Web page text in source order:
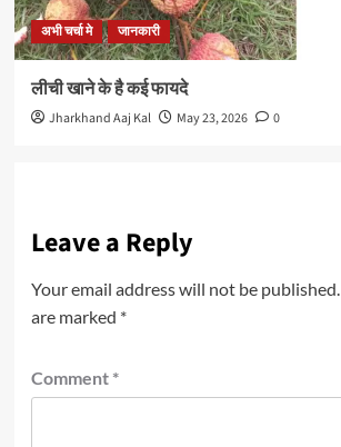
अभी चर्चा मे जानकारी
लीची खाने के है कई फायदे
Jharkhand Aaj Kal May 23, 2026 0
Leave a Reply
Your email address will not be published.
are marked *
Comment *